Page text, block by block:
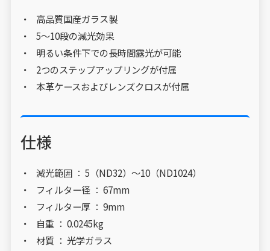
高品質国産ガラス製
5～10段の減光効果
明るい条件下での長時間露光が可能
2つのステップアップリングが付属
本革ケースおよびレンズクロスが付属
仕様
減光範囲 ： 5（ND32）～10（ND1024）
フィルター径 ： 67mm
フィルター厚 ： 9mm
自重 ： 0.0245kg
材質 ： 光学ガラス